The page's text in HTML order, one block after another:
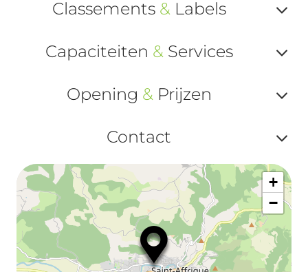
Classements &Labels
ou
Capaciteiten &Services
ou
Opening &Prijzen
ou
et
Contact
ou
+
−